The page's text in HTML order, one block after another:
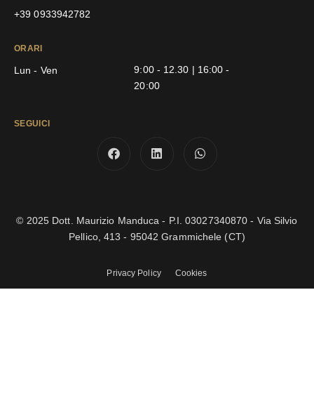
+39 0933942782
ORARI
Lun - Ven
9:00 - 12.30 | 16:00 -
20:00
SEGUICI
© 2025 Dott. Maurizio Manduca - P.I. 03027340870 - Via Silvio
Pellico, 413 - 95042 Grammichele (CT)
Privacy Policy Cookies